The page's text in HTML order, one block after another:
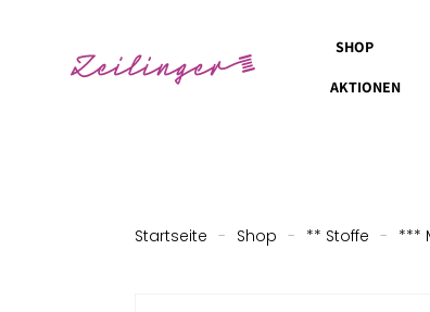
SHOP
AKTIONEN
Startseite - Shop - ** Stoffe - ***